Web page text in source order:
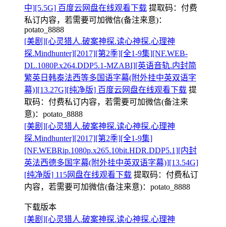
中][5.5G] 百度云网盘在线观看下载 提取码： 付费
私订内容，若需要可加微信(备注来意)：
potato_8888
[美剧][心灵猎人.破案神探.读心神探.心理神
探.Mindhunter][2017][第2季][全1-9集][NF.WEB-
DL.1080P.x264.DDP5.1-MZABI][英语音轨.内封简
繁英日韩泰法西等多国语字幕(附外挂中英双语字
幕)][13.27G][纯净版] 百度云网盘在线观看下载 提
取码： 付费私订内容，若需要可加微信(备注来
意)：potato_8888
[美剧][心灵猎人.破案神探.读心神探.心理神
探.Mindhunter][2017][第2季][全1-9集]
[NF.WEBRip.1080p.x265.10bit.HDR.DDP5.1][内封
英法西德多国字幕(附外挂中英双语字幕)][13.54G]
[纯净版] 115网盘在线观看下载 提取码： 付费私订
内容，若需要可加微信(备注来意)：potato_8888
下载版本
[美剧][心灵猎人.破案神探.读心神探.心理神